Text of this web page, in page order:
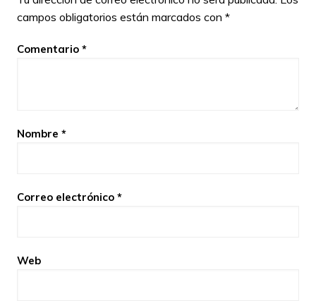
campos obligatorios están marcados con *
Comentario *
Nombre *
Correo electrónico *
Web